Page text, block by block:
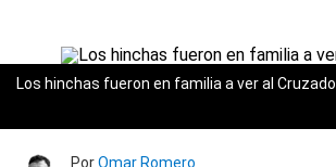
Los hinchas fueron en familia a ver al Cruzado.
PorOmar Romero